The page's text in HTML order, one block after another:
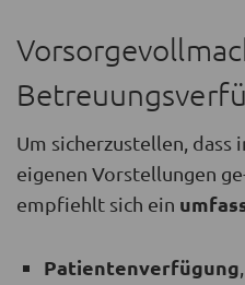
Um sicherzustellen,
eigenen Vorstellungen
empfiehlt sich ein
Patientenverfügung